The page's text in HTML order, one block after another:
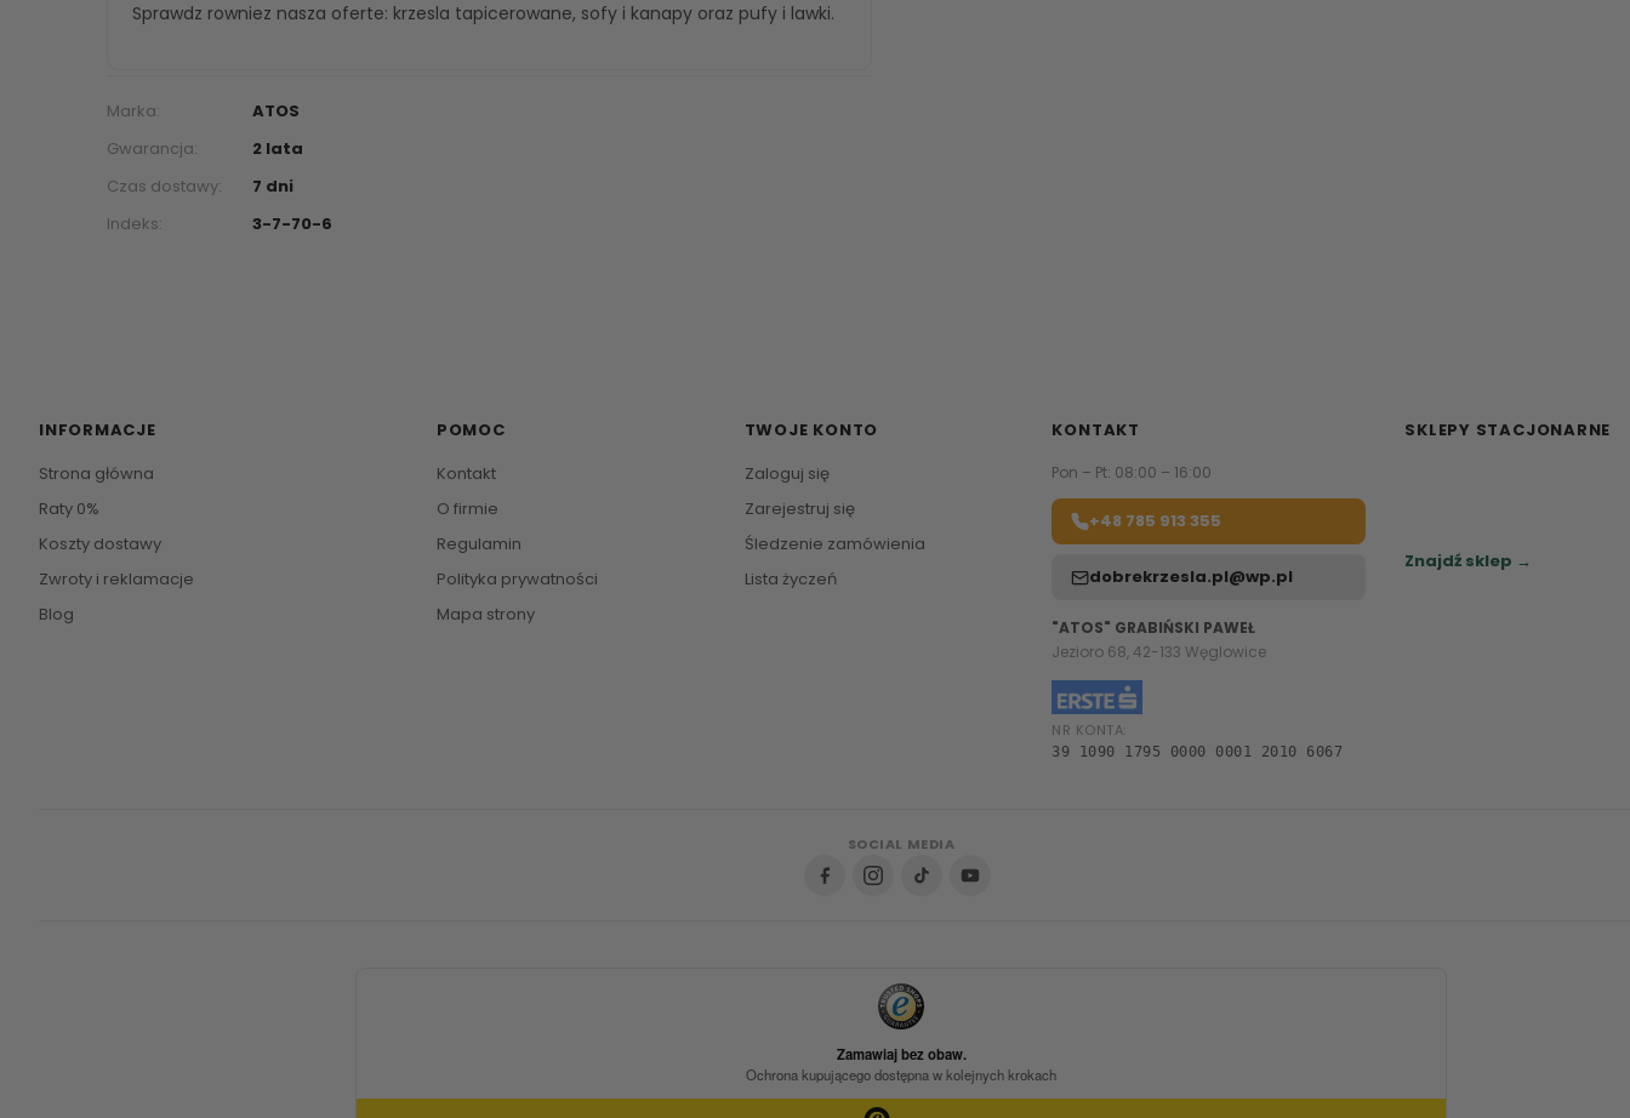
Sprawdz rowniez nasza oferte: krzesla tapicerowane, sofy i kanapy oraz pufy i lawki.
Marka:
ATOS
Gwarancja:
2 lata
Czas dostawy:
7 dni
Indeks:
3-7-70-6
INFORMACJE
Strona główna
Raty 0%
Koszty dostawy
Zwroty i reklamacje
Blog
POMOC
Kontakt
O firmie
Regulamin
Polityka prywatności
Mapa strony
TWOJE KONTO
Zaloguj się
Zarejestruj się
Śledzenie zamówienia
Lista życzeń
KONTAKT
Pon – Pt: 08:00 – 16:00
+48 785 913 355
dobrekrzesla.pl@wp.pl
"ATOS" GRABIŃSKI PAWEŁ
Jezioro 68, 42-133 Węglowice
NR KONTA:
39 1090 1795 0000 0001 2010 6067
SKLEPY STACJONARNE
Znajdź sklep →
SOCIAL MEDIA